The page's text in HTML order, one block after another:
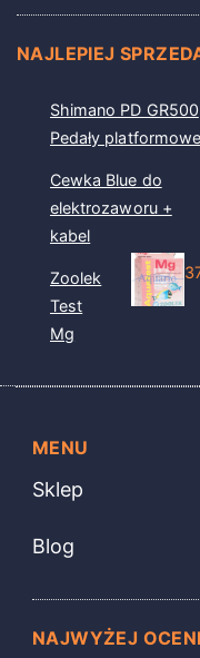
NAJLEPIEJ
Shimano PD GR500
Pedały platformowe
Cewka Blue do
elektrozaworu +
kabel
Zoolek
Test
Mg
MENU
Sklep
Blog
NAJWYŻEJ